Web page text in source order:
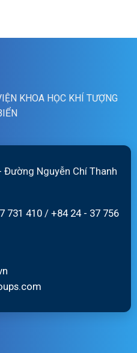
KHOA HỌC KHÍ TƯỢNG
Đường Nguyễn Chí Thanh
731 410 / +84 24 - 37 756